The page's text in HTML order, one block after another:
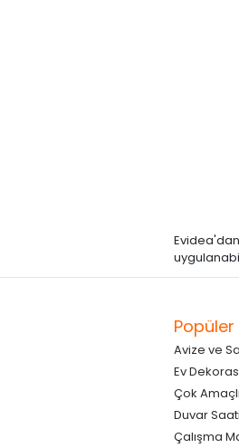
Avize ve
Ev
Çok
Duvar Saati
Çalışma